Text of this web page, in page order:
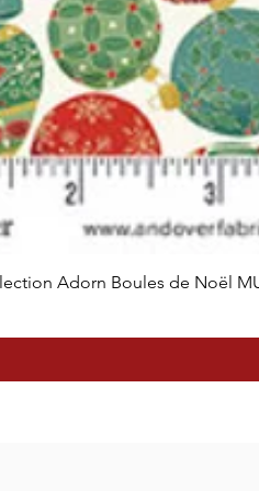
Adorn Boules de Noël